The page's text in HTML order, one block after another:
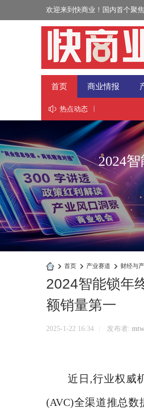
欢迎来到快商业！国内首个聚
首页 商业情报
视野热点动态
2024
快
业
官
› 首页 › 产业赛道 › 财经与
2024智能锁年
额销量第一
2025-1-22 16:34 发布者:
近日 ,行业权威
(AVC)全渠道推总